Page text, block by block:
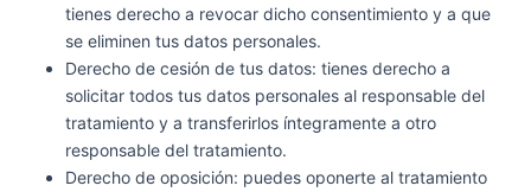
tienes derecho a revocar dicho consentimiento y a que
se eliminen tus datos personales.
Derecho de cesión de tus datos: tienes derecho a
solicitar todos tus datos personales al responsable del
tratamiento y a transferirlos íntegramente a otro
responsable del tratamiento.
Derecho de oposición: puedes oponerte al tratamiento